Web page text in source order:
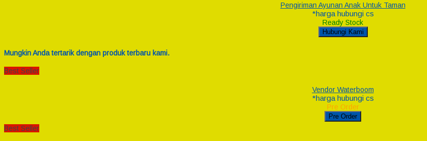
Pengiriman Ayunan Anak Untuk Taman
*harga hubungi cs
Ready Stock
Hubungi Kami
Mungkin Anda tertarik dengan produk terbaru kami.
Best Seller
Vendor Waterboom
*harga hubungi cs
Pre Order
Pre Order
Best Seller